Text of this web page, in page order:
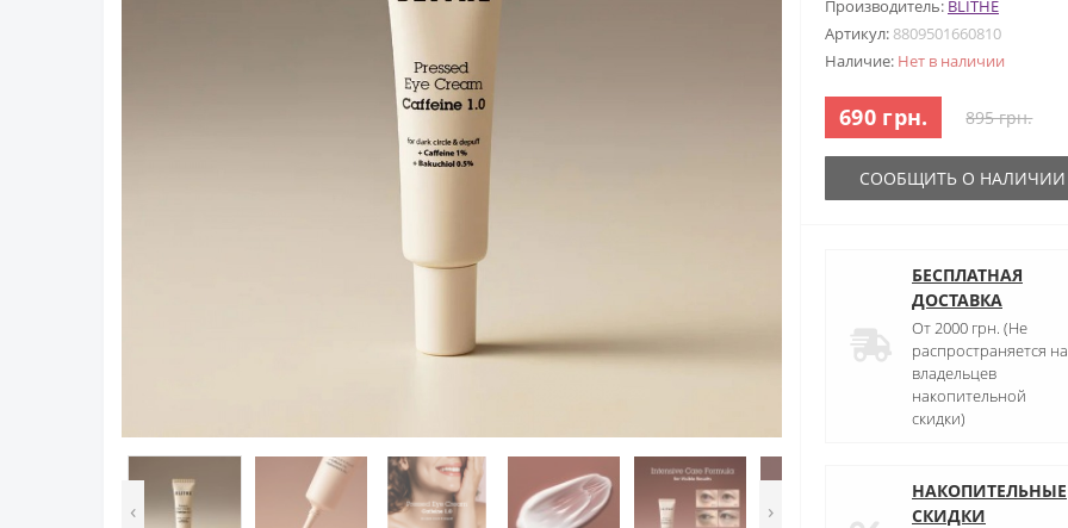
‹ ›
Производитель: BLITHE
Артикул: 8809501660810
Наличие: Нет в наличии
690 грн. 895 грн.
СООБЩИТЬ О НАЛИЧИИ
БЕСПЛАТНАЯ
ДОСТАВКА
От 2000 грн. (Не
распространяется на
владельцев
накопительной
скидки)
НАКОПИТЕЛЬНЫЕ
СКИДКИ